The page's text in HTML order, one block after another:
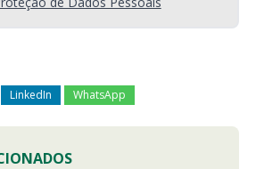
LinkedIn WhatsApp